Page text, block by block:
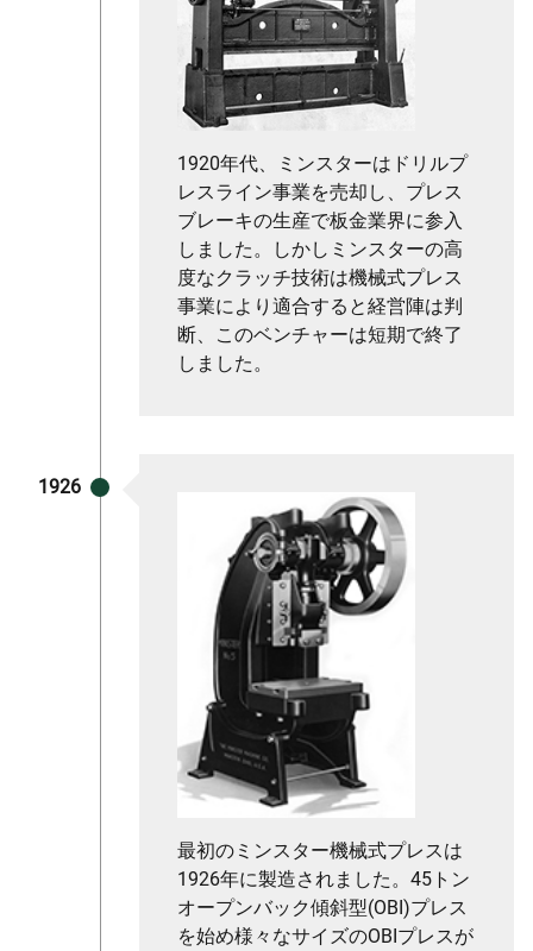
1920年代、ミンスターはドリルプ
レスライン事業を売却し、プレス
ブレーキの生産で板金業界に参入
しました。しかしミンスターの高
度なクラッチ技術は機械式プレス
事業により適合すると経営陣は判
断、このベンチャーは短期で終了
しました。
1926
最初のミンスター機械式プレスは
1926年に製造されました。45トン
オープンバック傾斜型(OBI)プレス
を始め様々なサイズのOBIプレスが